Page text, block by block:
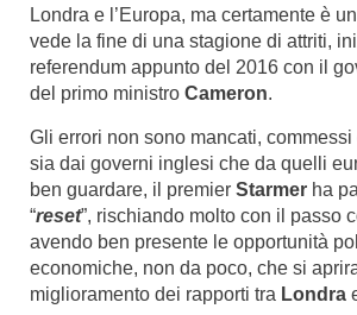
Londra e l’Europa, ma certamente è
vede la fine di una stagione di attriti,
referendum appunto del 2016 con il
del primo ministro Cameron.
Gli errori non sono mancati,
sia dai governi inglesi che da quelli
ben guardare, il premier Starmer ha
“reset”, rischiando molto con il passo
avendo ben presente le opportunità
economiche, non da poco, che si
miglioramento dei rapporti tra Londra